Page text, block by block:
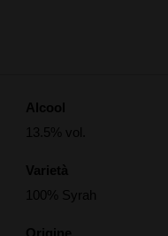
Alcool
13.5% vol.
Varietà
100% Syrah
Origine